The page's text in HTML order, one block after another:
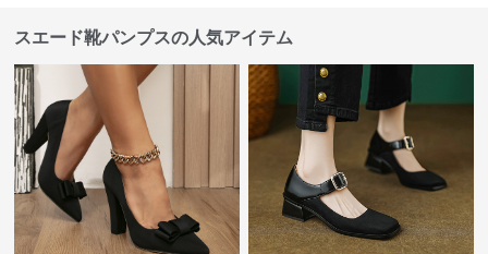
スエード靴パンプスの人気アイテム